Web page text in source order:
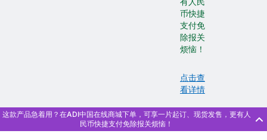
币快捷
支付免
除报关
烦恼！
点击查
看详情